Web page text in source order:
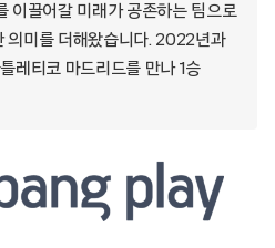
이끌어갈 미래가 공존하는 팀으로
의미를 더해왔습니다. 2022년과
레티코 마드리드를 만나 1승